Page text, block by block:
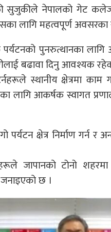
नेपालको गेट कलेज
लागि महत्वपूर्ण अवसरका
पुनरुत्थानका लागि
बढावा दिनु आवश्यक
स्थानीय क्षेत्रमा
आकर्षक स्वागत
क्षेत्र निर्माण गर्न र
जापानको टोनो
छ ।